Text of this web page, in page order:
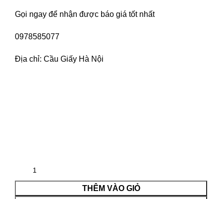
Gọi ngay để nhận được báo giá tốt nhất
0978585077
Địa chỉ: Cầu Giấy Hà Nội
THÊM VÀO GIỎ